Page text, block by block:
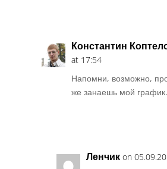
Константин
at 17:54
Напомни, возможно,
же занаешь мой график.
Ленчик on